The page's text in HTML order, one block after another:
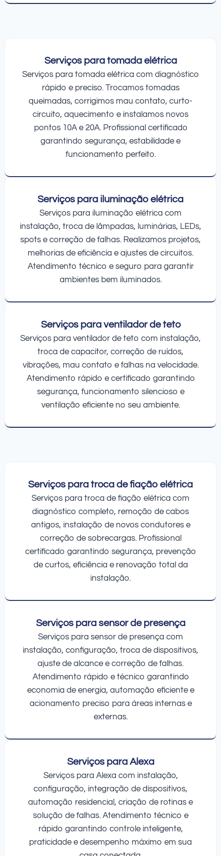
Serviços para tomada elétrica
Serviços para tomada elétrica com diagnóstico
rápido e preciso. Trocamos tomadas
queimadas, corrigimos mau contato, curto-
circuito, aquecimento e instalamos novos
pontos 10A e 20A. Profissional certificado
garantindo segurança, estabilidade e
funcionamento perfeito.
Serviços para iluminação elétrica
Serviços para iluminação elétrica com
instalação, troca de lâmpadas, luminárias, LEDs,
spots e correção de falhas. Realizamos projetos,
melhorias de eficiência e ajustes de circuitos.
Atendimento técnico e seguro para garantir
ambientes bem iluminados.
Serviços para ventilador de teto
Serviços para ventilador de teto com instalação,
troca de capacitor, correção de ruídos,
vibrações, mau contato e falhas na velocidade.
Atendimento rápido e certificado garantindo
segurança, funcionamento silencioso e
ventilação eficiente no seu ambiente.
Serviços para troca de fiação elétrica
Serviços para troca de fiação elétrica com
diagnóstico completo, remoção de cabos
antigos, instalação de novos condutores e
correção de sobrecargas. Profissional
certificado garantindo segurança, prevenção
de curtos, eficiência e renovação total da
instalação.
Serviços para sensor de presença
Serviços para sensor de presença com
instalação, configuração, troca de dispositivos,
ajuste de alcance e correção de falhas.
Atendimento rápido e técnico garantindo
economia de energia, automação eficiente e
acionamento preciso para áreas internas e
externas.
Serviços para Alexa
Serviços para Alexa com instalação,
configuração, integração de dispositivos,
automação residencial, criação de rotinas e
solução de falhas. Atendimento técnico e
rápido garantindo controle inteligente,
praticidade e desempenho máximo em sua